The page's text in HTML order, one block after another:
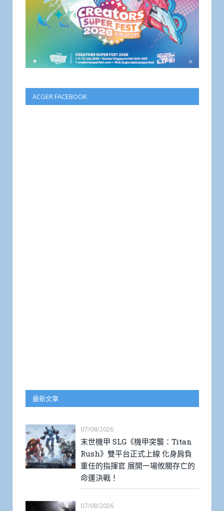
ACGER FACEBOOK
最新文章
07/08/2026
末世機甲 SLG《機甲突襲：Titan
Rush》雙平台正式上線 化身肩負
重任的指揮官 展開一場攸關存亡的
命運決戰！
07/08/2026